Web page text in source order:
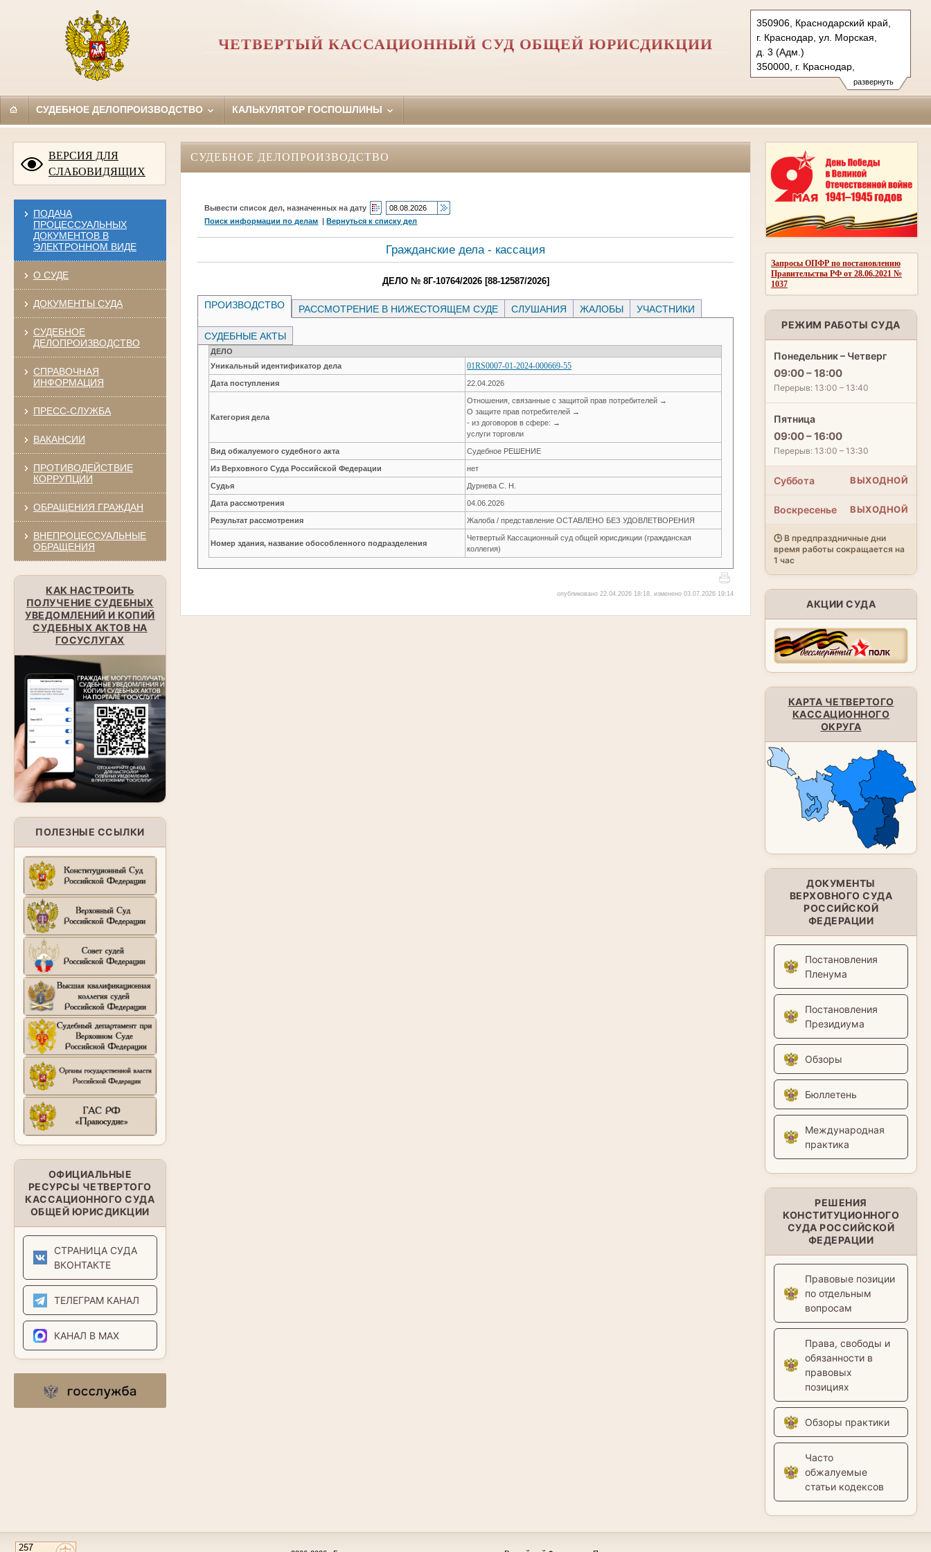
развернуть
350906, Краснодарский край,
г. Краснодар, ул. Морская,
д. 3 (Адм.)
350000, г. Краснодар,
ул. Красная, д.113 (Уг.)
350907, г. Краснодар,
Тел.: (861) 219-24-00
ЧЕТВЕРТЫЙ КАССАЦИОННЫЙ СУД ОБЩЕЙ ЮРИСДИКЦИИ
СУДЕБНОЕ ДЕЛОПРОИЗВОДСТВО КАЛЬКУЛЯТОР ГОСПОШЛИНЫ
ВЕРСИЯ ДЛЯ
СЛАБОВИДЯЩИХ
ПОДАЧА
ПРОЦЕССУАЛЬНЫХ
ДОКУМЕНТОВ В
ЭЛЕКТРОННОМ ВИДЕ
О СУДЕ
ДОКУМЕНТЫ СУДА
СУДЕБНОЕ
ДЕЛОПРОИЗВОДСТВО
СПРАВОЧНАЯ
ИНФОРМАЦИЯ
ПРЕСС-СЛУЖБА
ВАКАНСИИ
ПРОТИВОДЕЙСТВИЕ
КОРРУПЦИИ
ОБРАЩЕНИЯ ГРАЖДАН
ВНЕПРОЦЕССУАЛЬНЫЕ
ОБРАЩЕНИЯ
КАК НАСТРОИТЬ
ПОЛУЧЕНИЕ СУДЕБНЫХ
УВЕДОМЛЕНИЙ И КОПИЙ
СУДЕБНЫХ АКТОВ НА
ГОСУСЛУГАХ
ПОЛЕЗНЫЕ ССЫЛКИ
ОФИЦИАЛЬНЫЕ
РЕСУРСЫ ЧЕТВЕРТОГО
КАССАЦИОННОГО СУДА
ОБЩЕЙ ЮРИСДИКЦИИ
СТРАНИЦА СУДА
ВКОНТАКТЕ
ТЕЛЕГРАМ КАНАЛ
КАНАЛ В MAX
Запросы ОПФР по постановлению
Правительства РФ от 28.06.2021 №
1037
РЕЖИМ РАБОТЫ СУДА
Понедельник – Четверг
09:00 – 18:00
Перерыв: 13:00 – 13:40
Пятница
09:00 – 16:00
Перерыв: 13:00 – 13:30
Суббота ВЫХОДНОЙ
Воскресенье ВЫХОДНОЙ
🕒 В предпраздничные дни
время работы сокращается на
1 час
АКЦИИ СУДА
КАРТА ЧЕТВЕРТОГО
КАССАЦИОННОГО
ОКРУГА
ДОКУМЕНТЫ
ВЕРХОВНОГО СУДА
РОССИЙСКОЙ
ФЕДЕРАЦИИ
Постановления
Пленума
Постановления
Президиума
Обзоры
Бюллетень
Международная
практика
РЕШЕНИЯ
КОНСТИТУЦИОННОГО
СУДА РОССИЙСКОЙ
ФЕДЕРАЦИИ
Правовые позиции
по отдельным
вопросам
Права, свободы и
обязанности в
правовых
позициях
Обзоры практики
Часто
обжалуемые
статьи кодексов
СУДЕБНОЕ ДЕЛОПРОИЗВОДСТВО
Вывести список дел, назначенных на дату
Поиск информации по делам |Вернуться к списку дел
Гражданские дела - кассация
ДЕЛО № 8Г-10764/2026 [88-12587/2026]
ПРОИЗВОДСТВО РАССМОТРЕНИЕ В НИЖЕСТОЯЩЕМ СУДЕ СЛУШАНИЯ ЖАЛОБЫ УЧАСТНИКИ
СУДЕБНЫЕ АКТЫ
ДЕЛО
Уникальный идентификатор дела
01RS0007-01-2024-000669-55
Дата поступления 22.04.2026
Категория дела
Отношения, связанные с защитой прав потребителей →
О защите прав потребителей →
- из договоров в сфере: →
услуги торговли
Вид обжалуемого судебного акта Судебное РЕШЕНИЕ
Из Верховного Суда Российской Федерации нет
Судья Дурнева С. Н.
Дата рассмотрения 04.06.2026
Результат рассмотрения Жалоба / представление ОСТАВЛЕНО БЕЗ УДОВЛЕТВОРЕНИЯ
Номер здания, название обособленного подразделения
Четвертый Кассационный суд общей юрисдикции (гражданская
коллегия)
опубликовано 22.04.2026 18:18, изменено 03.07.2026 19:14